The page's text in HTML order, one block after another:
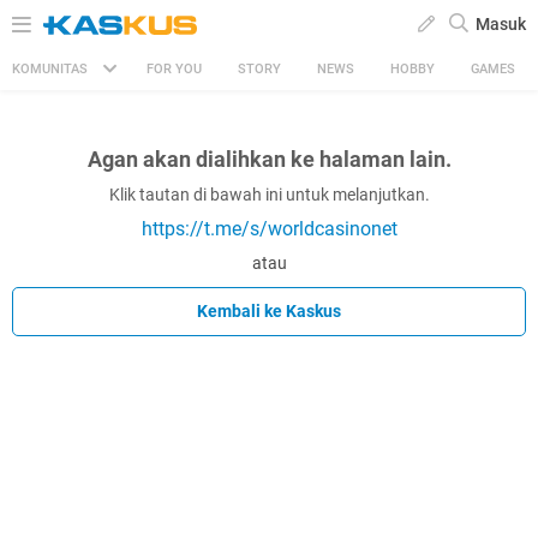
Masuk
KOMUNITAS FOR YOU STORY NEWS HOBBY GAMES
Agan akan dialihkan ke halaman lain.
Klik tautan di bawah ini untuk melanjutkan.
https://t.me/s/worldcasinonet
atau
Kembali ke Kaskus